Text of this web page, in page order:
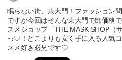
眠らない街、東大門！ファッション
ですが今回はそんな東大門で卸価格
スメショップ「THE MASK SHOP（
っ♡！どこよりも安く手に入る人気
スメ好き必見です♡